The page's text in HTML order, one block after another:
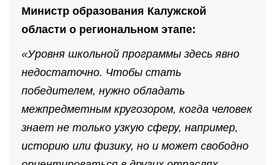
Министр образования Калужской
области о региональном этапе:
«Уровня школьной программы здесь явно
недостаточно. Чтобы стать
победителем, нужно обладать
межпредметным кругозором, когда человек
знает не только узкую сферу, например,
историю или физику, но и может свободно